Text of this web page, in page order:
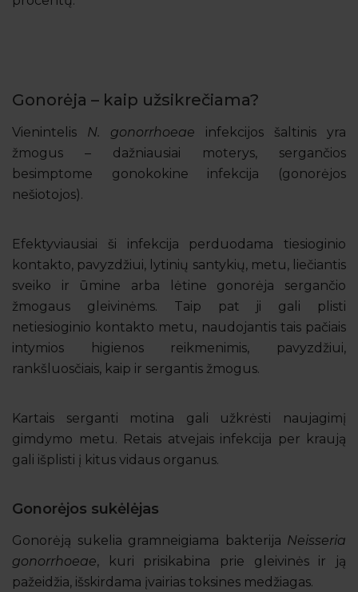
Gonorėja – kaip užsikrečiama?
Vienintelis N. gonorrhoeae infekcijos šaltinis yra
žmogus – dažniausiai moterys, sergančios
besimptome gonokokine infekcija (gonorėjos
nešiotojos).
Efektyviausiai ši infekcija perduodama tiesioginio
kontakto, pavyzdžiui, lytinių santykių, metu, liečiantis
sveiko ir ūmine arba lėtine gonorėja sergančio
žmogaus gleivinėms. Taip pat ji gali plisti
netiesioginio kontakto metu, naudojantis tais pačiais
intymios higienos reikmenimis, pavyzdžiui,
rankšluosčiais, kaip ir sergantis žmogus.
Kartais serganti motina gali užkrėsti naujagimį
gimdymo metu. Retais atvejais infekcija per kraują
gali išplisti į kitus vidaus organus.
Gonorėjos sukėlėjas
Gonorėją sukelia gramneigiama bakterija Neisseria
gonorrhoeae, kuri prisikabina prie gleivinės ir ją
pažeidžia, išskirdama įvairias toksines medžiagas.